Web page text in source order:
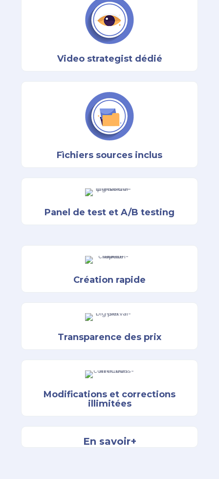
Video strategist dédié
Fìchiers sources inclus
Panel de test et A/B testing
Création rapide
Transparence des prix
Modifications et corrections
illimitées
En savoir+